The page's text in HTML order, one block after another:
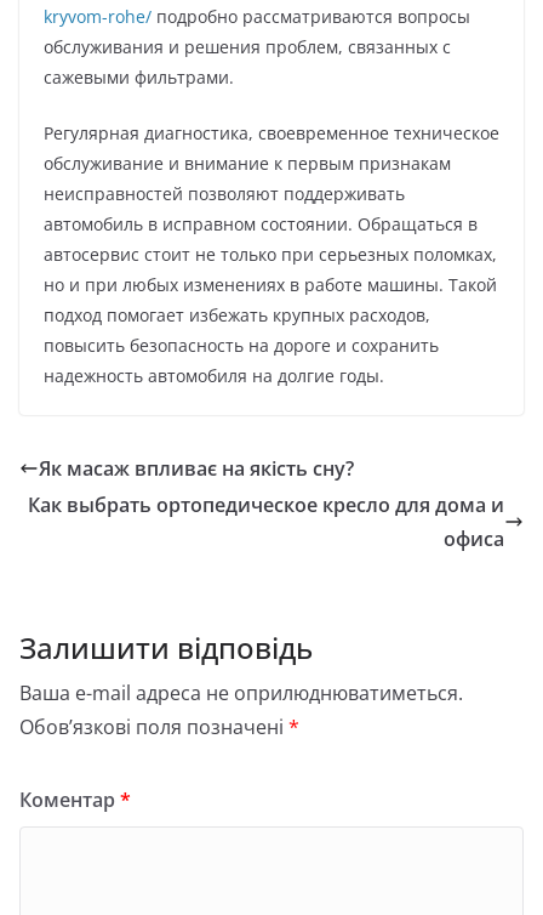
kryvom-rohe/ подробно рассматриваются вопросы
обслуживания и решения проблем, связанных с
сажевыми фильтрами.
Регулярная диагностика, своевременное техническое
обслуживание и внимание к первым признакам
неисправностей позволяют поддерживать
автомобиль в исправном состоянии. Обращаться в
автосервис стоит не только при серьезных поломках,
но и при любых изменениях в работе машины. Такой
подход помогает избежать крупных расходов,
повысить безопасность на дороге и сохранить
надежность автомобиля на долгие годы.
Як масаж впливає на якість сну?
Как выбрать ортопедическое кресло для дома и
офиса
Залишити відповідь
Ваша e-mail адреса не оприлюднюватиметься.
Обов’язкові поля позначені *
Коментар*